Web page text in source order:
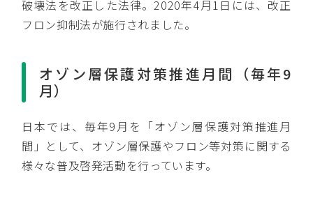
破壊法を改正した法律。2020年4月1日には、改正
フロン抑制法が施行されました。
オゾン層保護対策推進月間（毎年9
月）
日本では、毎年9月を「オゾン層保護対策推進月
間」として、オゾン層保護やフロン等対策に関する
様々な普及啓発活動を行っています。